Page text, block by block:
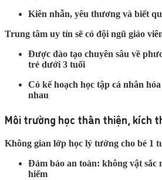
Kiên nhẫn, yêu thương và biết
Trung tâm uy tín sẽ có đội ngũ giáo
Được đào tạo chuyên sâu về
trẻ dưới 3 tuổi
Có kế hoạch học tập cá nhân
nhau
Môi trường học thân thiện, kích
Không gian lớp học lý tưởng cho bé 1
Đảm bảo an toàn: không vật sắc
hiểm